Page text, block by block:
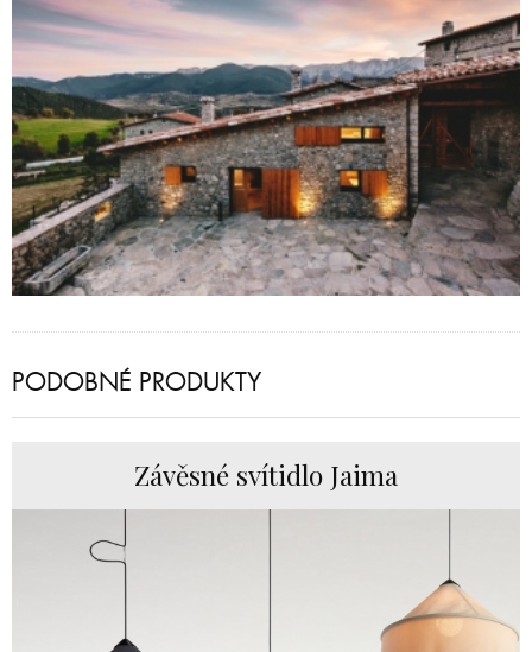
PODOBNÉ PRODUKTY
Závěsné svítidlo Jaima